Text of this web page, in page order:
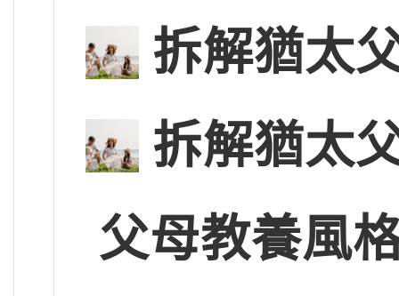
拆解猶太
拆解猶太
父母教養風